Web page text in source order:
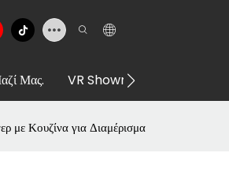
Μας. VR Showroom
με Κουζίνα για Διαμέρισμα